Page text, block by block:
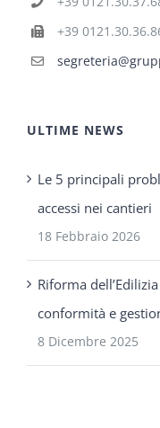
+39
ULTIME NEWS
Le 5 principali
accessi nei cantieri
18 Febbraio 2026
Riforma
conformità e
8 Dicembre 2025